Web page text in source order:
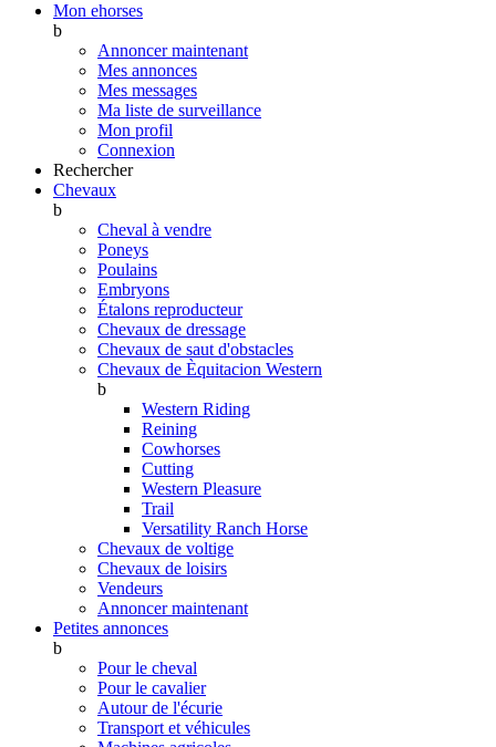
Mon ehorses
b
Annoncer maintenant
Mes annonces
Mes messages
Ma liste de surveillance
Mon profil
Connexion
Rechercher
Chevaux
b
Cheval à vendre
Poneys
Poulains
Embryons
Étalons reproducteur
Chevaux de dressage
Chevaux de saut d'obstacles
Chevaux de Èquitacion Western
b
Western Riding
Reining
Cowhorses
Cutting
Western Pleasure
Trail
Versatility Ranch Horse
Chevaux de voltige
Chevaux de loisirs
Vendeurs
Annoncer maintenant
Petites annonces
b
Pour le cheval
Pour le cavalier
Autour de l'écurie
Transport et véhicules